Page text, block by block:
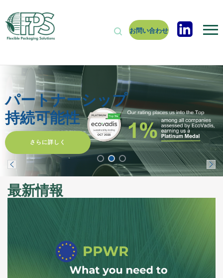
お問い合わせ
安全な水
人命を救う
さらに詳しく
最新情報